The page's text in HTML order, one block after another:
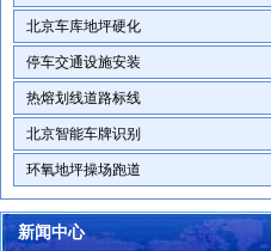
北京车库地坪硬化
停车交通设施安装
热熔划线道路标线
北京智能车牌识别
环氧地坪操场跑道
新闻中心